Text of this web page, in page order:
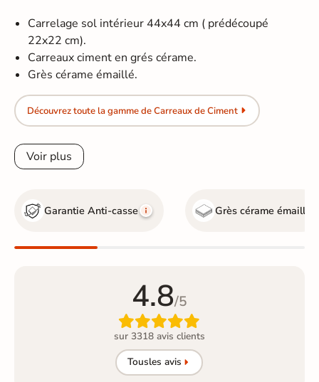
Carrelage sol intérieur 44x44 cm ( prédécoupé
22x22 cm).
Carreaux ciment en grés cérame.
Grès cérame émaillé.
Découvrez toute la gamme de Carreaux de Ciment
Voir plus
Garantie Anti-casse Grès cérame émaillé
4.8/5

sur 3318 avis clients
Tousles avis